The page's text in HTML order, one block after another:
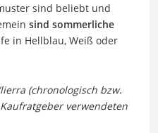
sind beliebt und
sind sommerliche
in Hellblau, Weiß oder